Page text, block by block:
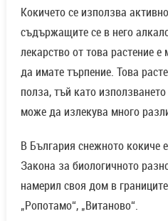
Кокичето се използва
съдържащите се в него
лекарство от това растение
да имате търпение. Това
полза, тъй като
може да излекува много
В България снежното кокиче
Закона за биологичното
намерил своя дом в
„Ропотамо“, „Витаново“.